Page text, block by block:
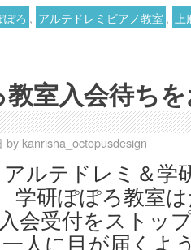
ろ , アルテドレミピアノ教室 ,
室入会待ち
by kanrisha_octopusdesign
ルテドレミ＆学
学研ぽぽろ教室
会受付をストッ
人に目が届くよ